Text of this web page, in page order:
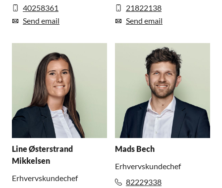
40258361
Send email
21822138
Send email
Line Østerstrand
Mikkelsen
Erhvervskundechef
Mads Bech
Erhvervskundechef
82229338